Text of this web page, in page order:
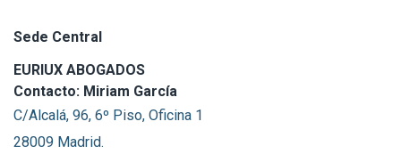
Sede Central
EURIUX ABOGADOS
Contacto: Miriam García
C/Alcalá, 96, 6º Piso, Oficina 1
28009 Madrid.